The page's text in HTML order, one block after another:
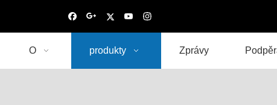
O produkty Zprávy